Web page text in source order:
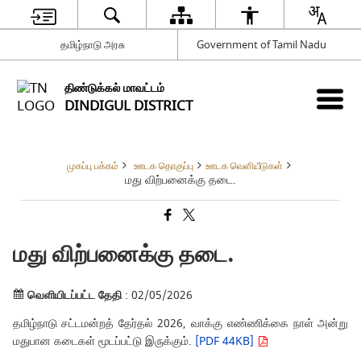
தமிழ்நாடு அரசு Government of Tamil Nadu
திண்டுக்கல் மாவட்டம்
DINDIGUL DISTRICT
முகப்பு பக்கம் ஊடக தொகுப்பு ஊடக வெளியீடுகள்
மது விற்பனைக்கு தடை.
மது விற்பனைக்கு தடை.
வெளியிடப்பட்ட தேதி: 02/05/2026
தமிழ்நாடு சட்டமன்றத் தேர்தல் 2026, வாக்கு எண்ணிக்கை நாள் அன்று
மதுபான கடைகள் மூடப்பட்டு இருக்கும். [PDF 44KB]